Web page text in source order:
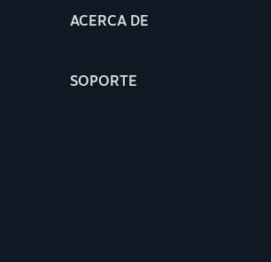
ACERCA DE
SOPORTE